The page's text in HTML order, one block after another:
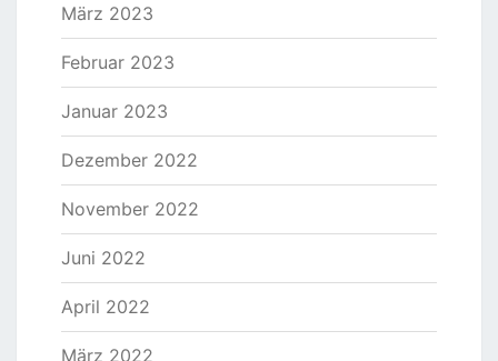
März 2023
Februar 2023
Januar 2023
Dezember 2022
November 2022
Juni 2022
April 2022
März 2022